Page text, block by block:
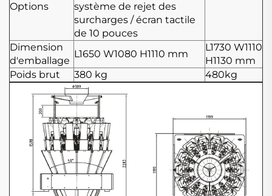
Options
système de rejet des
surcharges / écran tactile
de 10 pouces
Dimension
d'emballage
L1650 W1080 H1110 mm
L1730 W1110
H1130 mm
Poids brut
380 kg 480kg